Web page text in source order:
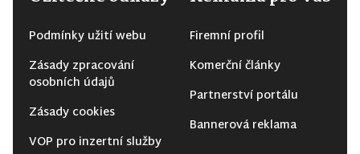
Podmínky užití webu
Zásady zpracování
osobních údajů
Zásady cookies
VOP pro inzertní služby
Firemní profil
Komerční články
Partnerství portálu
Bannerová reklama